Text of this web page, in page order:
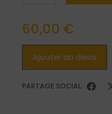
60,00 €
Ajouter au devis
PARTAGE SOCIAL: